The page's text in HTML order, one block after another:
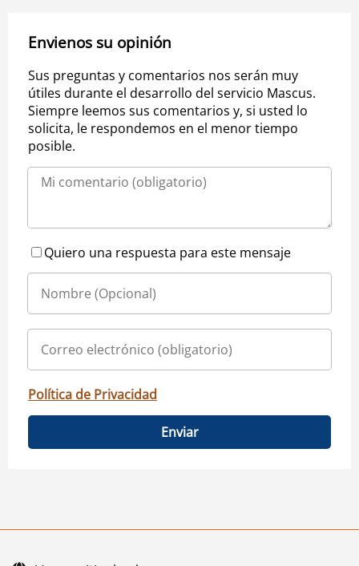
Envienos su opinión
Sus preguntas y comentarios nos serán muy
útiles durante el desarrollo del servicio Mascus.
Siempre leemos sus comentarios y, si usted lo
solicita, le respondemos en el menor tiempo
posible.
Quiero una respuesta para este mensaje
Política de Privacidad
Enviar